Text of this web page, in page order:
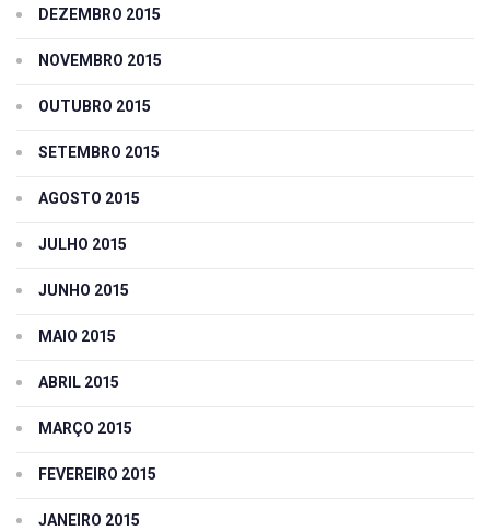
DEZEMBRO 2015
NOVEMBRO 2015
OUTUBRO 2015
SETEMBRO 2015
AGOSTO 2015
JULHO 2015
JUNHO 2015
MAIO 2015
ABRIL 2015
MARÇO 2015
FEVEREIRO 2015
JANEIRO 2015